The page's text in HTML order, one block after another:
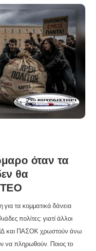
όταν τα
θα
τα κομματικά δάνεια
πολίτες: γιατί άλλοι
ΝΔ και ΠΑΣΟΚ χρωστούν άνω
να πληρωθούν. Ποιος το